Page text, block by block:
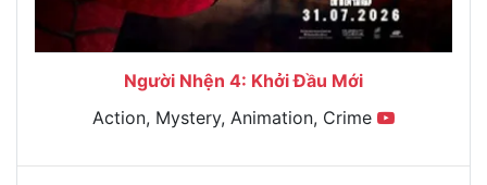
Người Nhện 4: Khởi Đầu Mới
Action, Mystery, Animation, Crime